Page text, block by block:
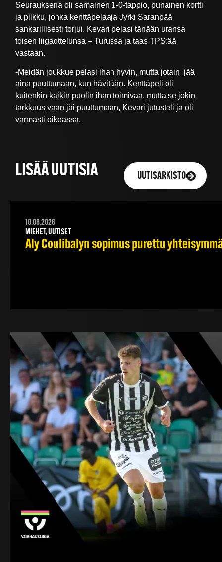
Seurauksena oli samainen 1-0-tappio, punainen kortti
ja pilkku, jonka kenttäpelaaja Jyrki Saranpää
sankarillisesti torjui. Kevari pelasi tänään uransa
toisen liigaottelunsa – Turussa ja taas TPS:ää
vastaan.
-Meidän joukkue pelasi ihan hyvin, mutta jotain jää
aina puuttumaan, kun hävitään. Kenttäpeli oli
kuitenkin kaikin puolin ihan toimivaa, mutta se jokin
tarkkuus vaan jäi puuttumaan, Kevari jutusteli ja oli
varmasti oikeassa.
LISÄÄ UUTISIA UUTISARKISTO
10.08.2026
MIEHET, UUTISET
Aly Coulibalyn sopimus purettu